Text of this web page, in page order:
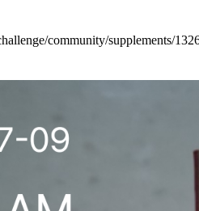
community/supplements/